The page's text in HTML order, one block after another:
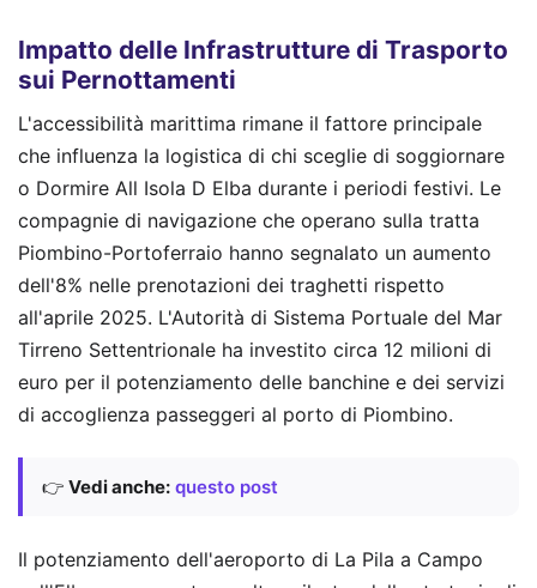
Impatto delle Infrastrutture di Trasporto
sui Pernottamenti
L'accessibilità marittima rimane il fattore principale
che influenza la logistica di chi sceglie di soggiornare
o Dormire All Isola D Elba durante i periodi festivi. Le
compagnie di navigazione che operano sulla tratta
Piombino-Portoferraio hanno segnalato un aumento
dell'8% nelle prenotazioni dei traghetti rispetto
all'aprile 2025. L'Autorità di Sistema Portuale del Mar
Tirreno Settentrionale ha investito circa 12 milioni di
euro per il potenziamento delle banchine e dei servizi
di accoglienza passeggeri al porto di Piombino.
👉 Vedi anche: questo post
Il potenziamento dell'aeroporto di La Pila a Campo